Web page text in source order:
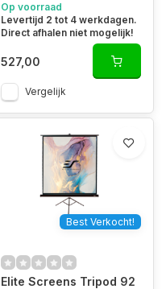
Op voorraad
Levertijd 2 tot 4 werkdagen.
Direct afhalen niet mogelijk!
527,00
Vergelijk
Best Verkocht!
Elite Screens Tripod 92